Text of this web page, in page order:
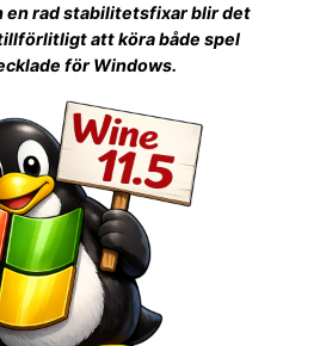
en rad stabilitetsfixar blir det
att köra både spel
för Windows.